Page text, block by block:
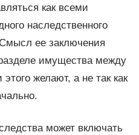
как всеми
наследственного
ее заключения
имущества между
желают, а не так как
может включать